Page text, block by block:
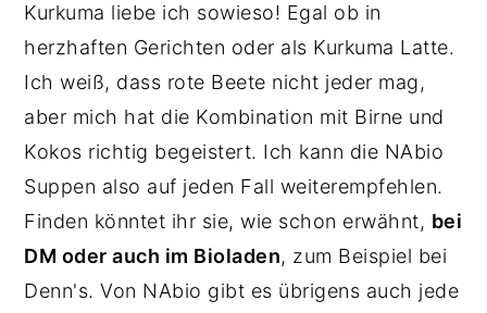
Kurkuma liebe ich sowieso! Egal ob in
herzhaften Gerichten oder als Kurkuma Latte.
Ich weiß, dass rote Beete nicht jeder mag,
aber mich hat die Kombination mit Birne und
Kokos richtig begeistert. Ich kann die NAbio
Suppen also auf jeden Fall weiterempfehlen.
Finden könntet ihr sie, wie schon erwähnt, bei
DM oder auch im Bioladen, zum Beispiel bei
Denn's. Von NAbio gibt es übrigens auch jede